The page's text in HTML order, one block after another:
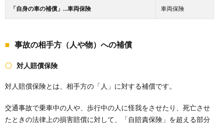
「自身の車の補償」…車両保険 車両保険
事故の相手方（人や物）への補償
対人賠償保険
対人賠償保険とは、相手方の「人」に対する補償です。
交通事故で乗車中の人や、歩行中の人に怪我をさせたり、死亡させ
たときの法律上の損害賠償に対して、「自賠責保険」を超える部分